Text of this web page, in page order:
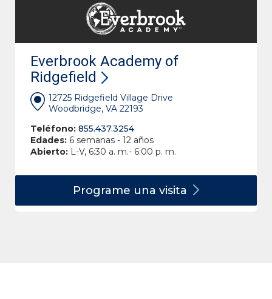
Everbrook Academy of
Ridgefield
12725 Ridgefield Village Drive
Woodbridge, VA 22193
Teléfono: 855.437.3254
Edades: 6 semanas - 12 años
Abierto: L-V, 6:30 a. m.- 6:00 p. m.
Programe una visita